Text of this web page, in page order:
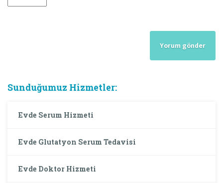
Sunduğumuz Hizmetler:
Evde Serum Hizmeti
Evde Glutatyon Serum Tedavisi
Evde Doktor Hizmeti